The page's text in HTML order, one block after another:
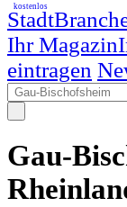
Ihr Magazin
kostenlos
eintragen
Gau-